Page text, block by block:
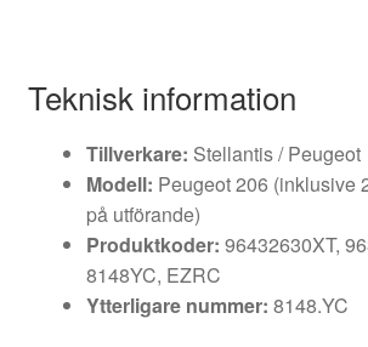
Teknisk information
Tillverkare: Stellantis / Peugeot
Modell: Peugeot 206 (inklusive
på utförande)
Produktkoder: 96432630XT,
8148YC, EZRC
Ytterligare nummer: 8148.YC